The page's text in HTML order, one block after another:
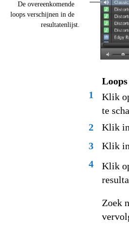
1
Klik
te
2
Klik
3
Klik in
4
Klik
Zoek
De overeenkomende
loops verschijnen in de
resultatenlijst.